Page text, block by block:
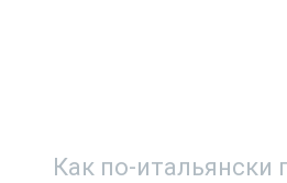
Как по-итальянски